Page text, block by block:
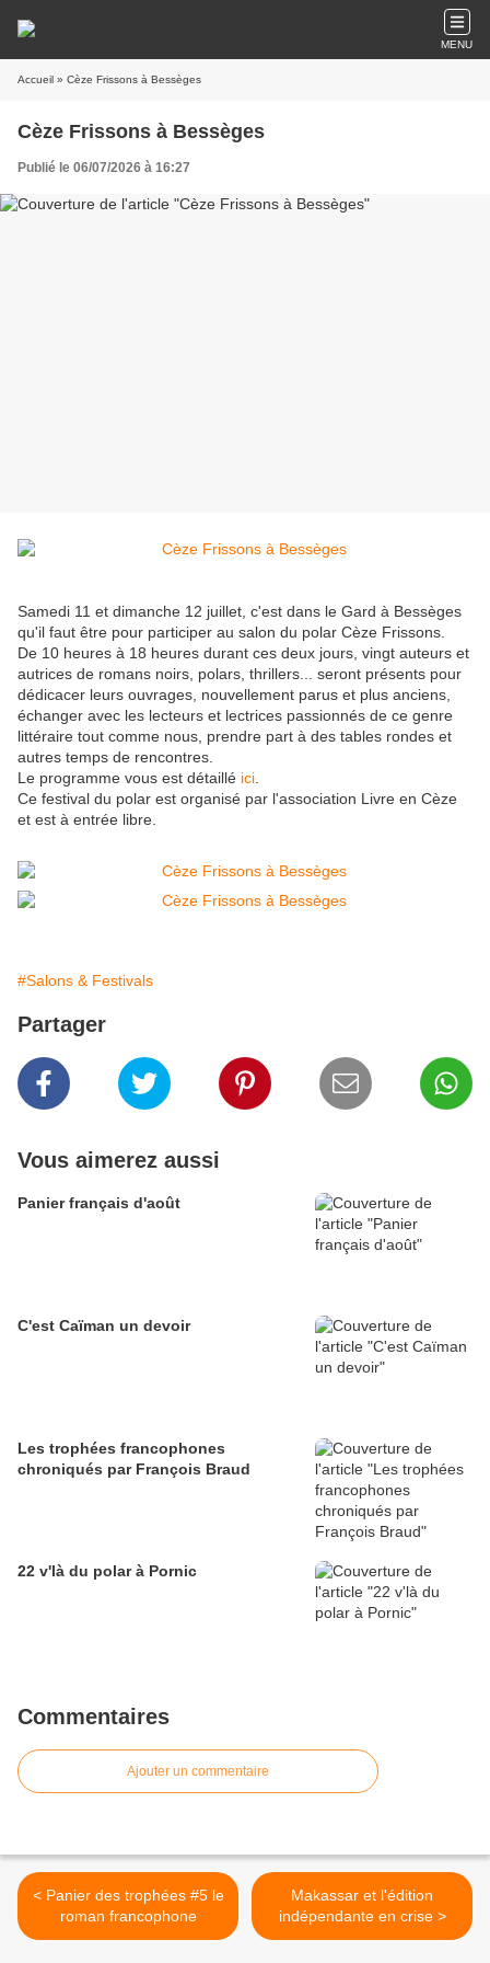
MENU
Accueil » Cèze Frissons à Bessèges
Cèze Frissons à Bessèges
Publié le 06/07/2026 à 16:27
Samedi 11 et dimanche 12 juillet, c'est dans le Gard à Bessèges
qu'il faut être pour participer au salon du polar Cèze Frissons.
De 10 heures à 18 heures durant ces deux jours, vingt auteurs et
autrices de romans noirs, polars, thrillers... seront présents pour
dédicacer leurs ouvrages, nouvellement parus et plus anciens,
échanger avec les lecteurs et lectrices passionnés de ce genre
littéraire tout comme nous, prendre part à des tables rondes et
autres temps de rencontres.
Le programme vous est détaillé ici
Ce festival du polar est organisé par l'association Livre en Cèze
et est à entrée libre.
#Salons & Festivals
Partager
Vous aimerez aussi
Panier français d'août
C'est Caïman un devoir
Les trophées francophones
chroniqués par François Braud
22 v'là du polar à Pornic
Commentaires
Ajouter un commentaire
< Panier des trophées #5 le
roman francophone
Makassar et l'édition
indépendante en crise >